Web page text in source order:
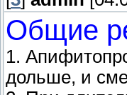
Общие
1.
дольше, и